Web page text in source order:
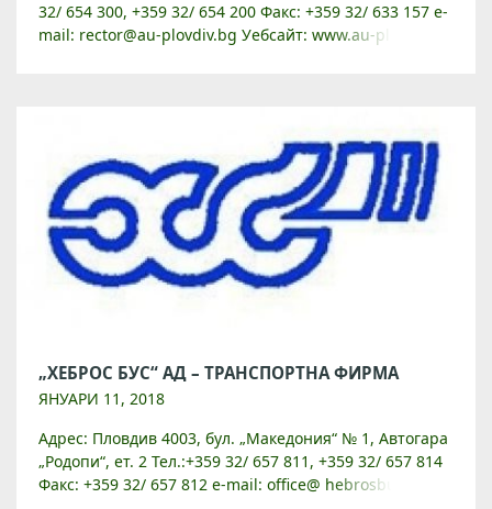
32/ 654 300, +359 32/ 654 200 Факс: +359 32/ 633 157 e-
mail: rector@au-plovdiv.bg Уебсайт: www.au-plovdiv.bg
„ХЕБРОС БУС“ АД – ТРАНСПОРТНА ФИРМА
ЯНУАРИ 11, 2018
Адрес: Пловдив 4003, бул. „Македония“ № 1, Автогара
„Родопи“, ет. 2 Тел.:+359 32/ 657 811, +359 32/ 657 814
Факс: +359 32/ 657 812 e-mail: office@ hebrosbus.com,